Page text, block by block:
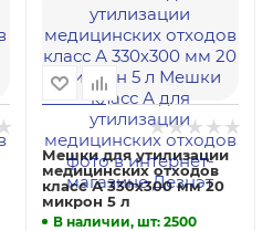
Мешки для утилизации
медицинских отходов
класс А 330х300 мм 20
микрон 5 л
В наличии, шт: 2500